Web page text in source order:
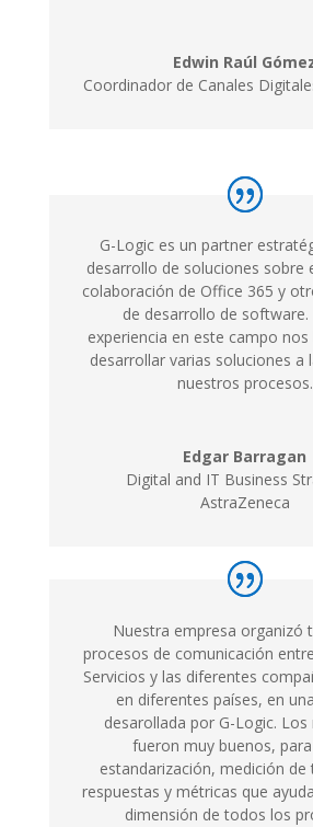
Edwin Raúl
Coordinador de Canales
G-Logic es un partner
desarrollo de soluciones sobre
colaboración de Office 365 y
de desarrollo de software.
experiencia en este campo
desarrollar varias soluciones a
nuestros procesos.
Edgar Barragan
Digital and IT Business
AstraZeneca
Nuestra empresa organizó
procesos de comunicación
Servicios y las diferentes
en diferentes países, en
desarollada por G-Logic. Los
fueron muy buenos,
estandarización, medición de
respuestas y métricas que
dimensión de todos los